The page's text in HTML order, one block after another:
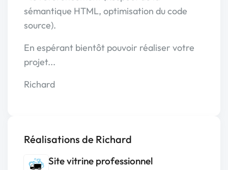
sémantique HTML, optimisation du code
source).
En espérant bientôt pouvoir réaliser votre
projet...
Richard
Réalisations de Richard
Site vitrine professionnel